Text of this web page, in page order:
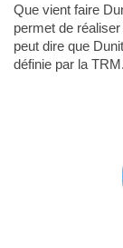
Que vient faire
permet de
peut dire que
définie par la TRM.